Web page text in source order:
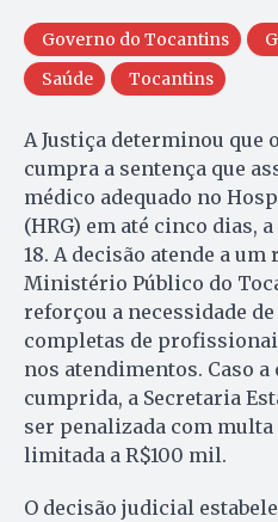
Governo do Tocantins
Saúde
Tocantins
A Justiça determinou que
cumpra a sentença que
médico adequado no
(HRG) em até cinco dias,
18. A decisão atende a
Ministério Público do
reforçou a necessidade
completas de
nos atendimentos. Caso a
cumprida, a Secretaria
ser penalizada com multa
limitada a R$100 mil.
O decisão judicial